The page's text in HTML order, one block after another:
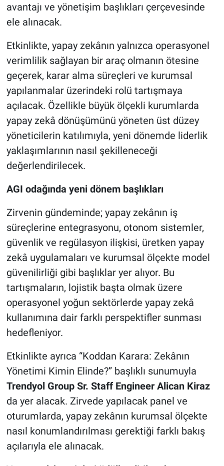
avantajı ve yönetişim başlıkları çerçevesinde
ele alınacak.
Etkinlikte, yapay zekânın yalnızca operasyonel
verimlilik sağlayan bir araç olmanın ötesine
geçerek, karar alma süreçleri ve kurumsal
yapılanmalar üzerindeki rolü tartışmaya
açılacak. Özellikle büyük ölçekli kurumlarda
yapay zekâ dönüşümünü yöneten üst düzey
yöneticilerin katılımıyla, yeni dönemde liderlik
yaklaşımlarının nasıl şekilleneceği
değerlendirilecek.
AGI odağında yeni dönem başlıkları
Zirvenin gündeminde; yapay zekânın iş
süreçlerine entegrasyonu, otonom sistemler,
güvenlik ve regülasyon ilişkisi, üretken yapay
zekâ uygulamaları ve kurumsal ölçekte model
güvenilirliği gibi başlıklar yer alıyor. Bu
tartışmaların, lojistik başta olmak üzere
operasyonel yoğun sektörlerde yapay zekâ
kullanımına dair farklı perspektifler sunması
hedefleniyor.
Etkinlikte ayrıca “Koddan Karara: Zekânın
Yönetimi Kimin Elinde?” başlıklı sunumuyla
Trendyol Group Sr. Staff Engineer Alican Kiraz
da yer alacak. Zirvede yapılacak panel ve
oturumlarda, yapay zekânın kurumsal ölçekte
nasıl konumlandırılması gerektiği farklı bakış
açılarıyla ele alınacak.